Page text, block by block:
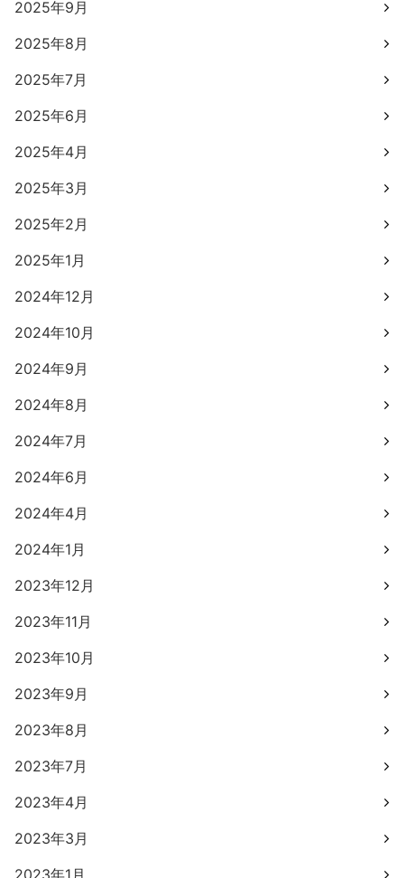
2025年9月
2025年8月
2025年7月
2025年6月
2025年4月
2025年3月
2025年2月
2025年1月
2024年12月
2024年10月
2024年9月
2024年8月
2024年7月
2024年6月
2024年4月
2024年1月
2023年12月
2023年11月
2023年10月
2023年9月
2023年8月
2023年7月
2023年4月
2023年3月
2023年1月